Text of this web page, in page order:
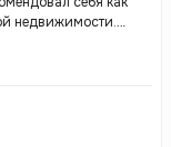
недвижимости.
направленных
его сроки.